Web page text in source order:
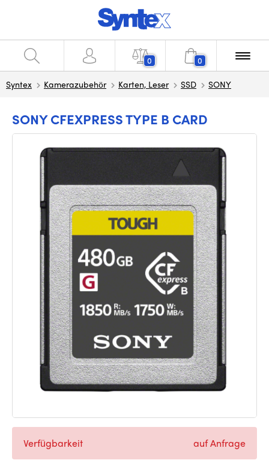
0 0
Syntex Kamerazubehör Karten, Leser SSD SONY
SONY CFEXPRESS TYPE B CARD
Verfügbarkeit auf Anfrage